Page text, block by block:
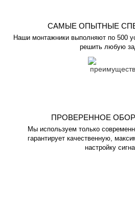
САМЫЕ ОПЫТНЫЕ
Наши монтажники выполняют по 500
решить любую
ПРОВЕРЕННОЕ
Мы используем только
гарантирует качественную,
настройку